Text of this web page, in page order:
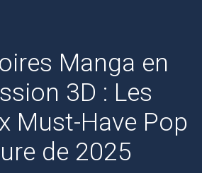
Manga en
3D : Les
Must-Have Pop
de 2025